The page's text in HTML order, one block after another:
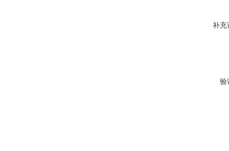
补充
验